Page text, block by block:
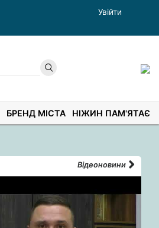
Увійти
БРЕНД МІСТА НІЖИН ПАМ'ЯТАЄ
Відеоновини